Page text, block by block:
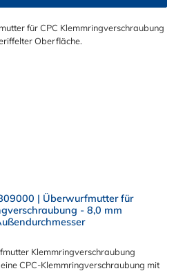
| Überwurfmutter für
- 8,0 mm
Klemmringverschraubung
CPC-Klemmringverschraubung mit